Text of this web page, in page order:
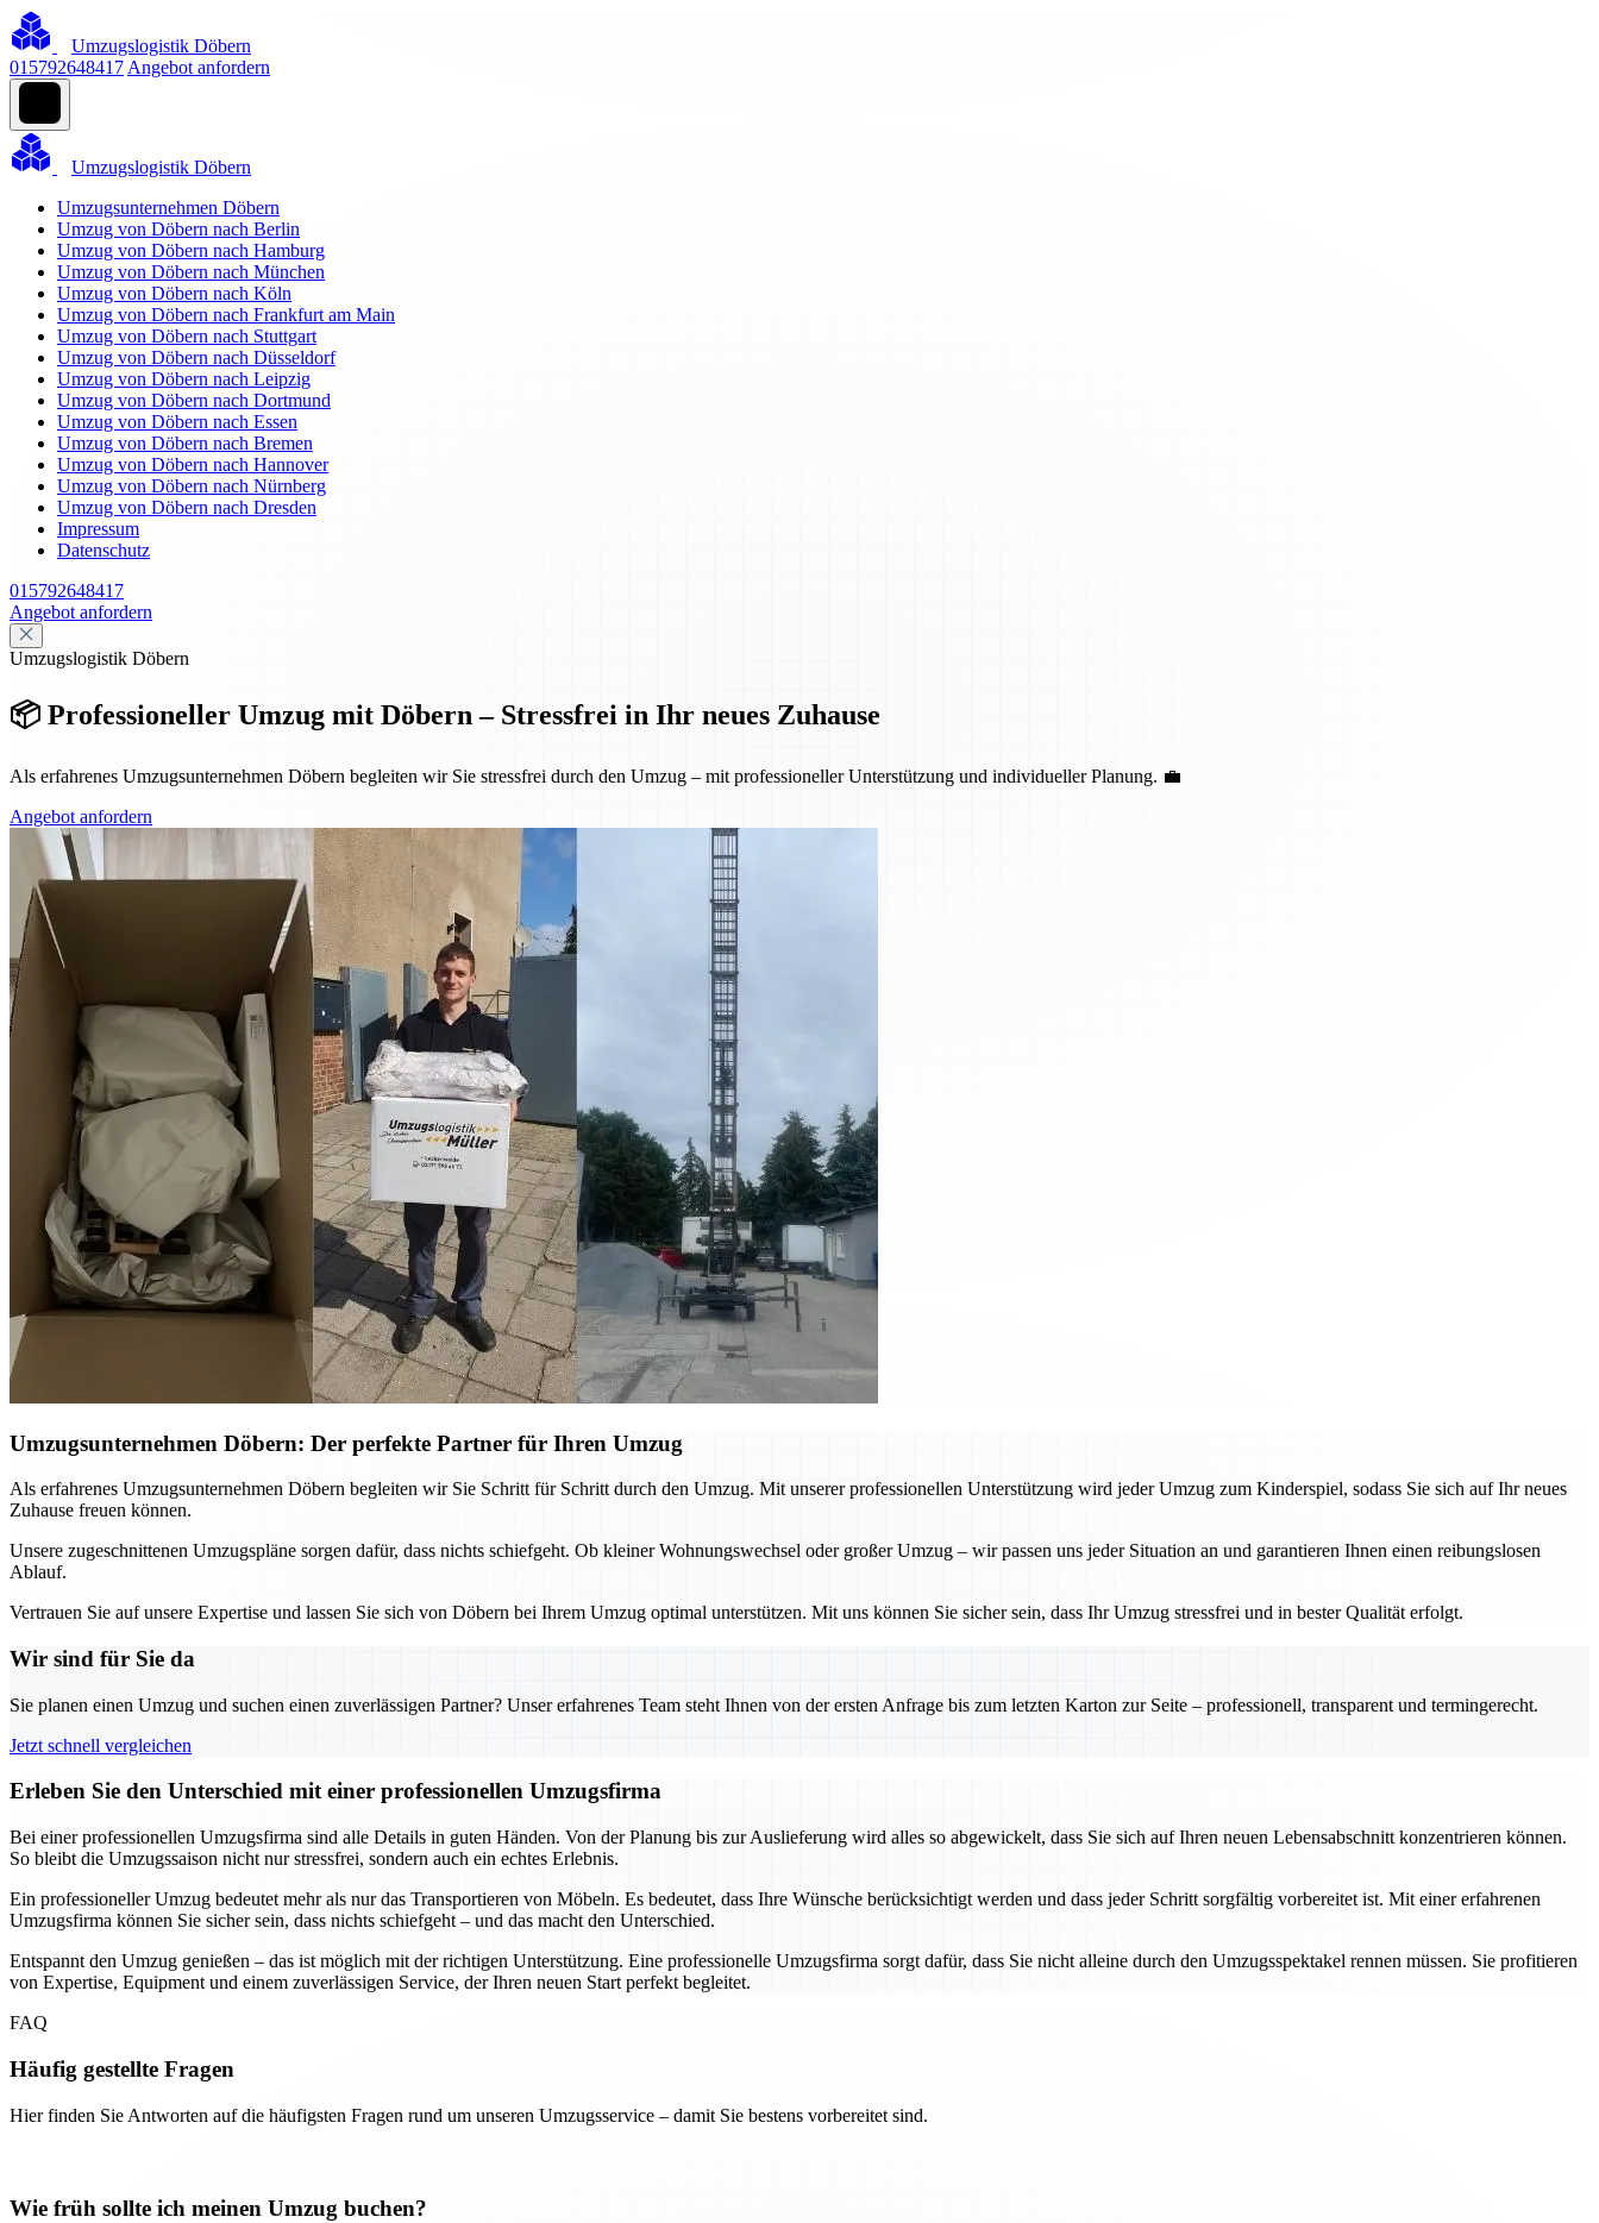
Umzugslogistik Döbern
015792648417 Angebot anfordern
Umzugslogistik Döbern
Umzugsunternehmen Döbern
Umzug von Döbern nach Berlin
Umzug von Döbern nach Hamburg
Umzug von Döbern nach München
Umzug von Döbern nach Köln
Umzug von Döbern nach Frankfurt am Main
Umzug von Döbern nach Stuttgart
Umzug von Döbern nach Düsseldorf
Umzug von Döbern nach Leipzig
Umzug von Döbern nach Dortmund
Umzug von Döbern nach Essen
Umzug von Döbern nach Bremen
Umzug von Döbern nach Hannover
Umzug von Döbern nach Nürnberg
Umzug von Döbern nach Dresden
Impressum
Datenschutz
015792648417
Angebot anfordern
Umzugslogistik Döbern
📦 Professioneller Umzug mit Döbern – Stressfrei in Ihr neues Zuhause
Als erfahrenes Umzugsunternehmen Döbern begleiten wir Sie stressfrei durch den Umzug – mit professioneller Unterstützung und individueller Planung. 💼
Angebot anfordern
Umzugsunternehmen Döbern: Der perfekte Partner für Ihren Umzug
Als erfahrenes Umzugsunternehmen Döbern begleiten wir Sie Schritt für Schritt durch den Umzug. Mit unserer professionellen Unterstützung wird jeder Umzug zum Kinderspiel, sodass Sie sich auf Ihr neues
Zuhause freuen können.
Unsere zugeschnittenen Umzugspläne sorgen dafür, dass nichts schiefgeht. Ob kleiner Wohnungswechsel oder großer Umzug – wir passen uns jeder Situation an und garantieren Ihnen einen reibungslosen
Ablauf.
Vertrauen Sie auf unsere Expertise und lassen Sie sich von Döbern bei Ihrem Umzug optimal unterstützen. Mit uns können Sie sicher sein, dass Ihr Umzug stressfrei und in bester Qualität erfolgt.
Wir sind für Sie da
Sie planen einen Umzug und suchen einen zuverlässigen Partner? Unser erfahrenes Team steht Ihnen von der ersten Anfrage bis zum letzten Karton zur Seite – professionell, transparent und termingerecht.
Jetzt schnell vergleichen
Erleben Sie den Unterschied mit einer professionellen Umzugsfirma
Bei einer professionellen Umzugsfirma sind alle Details in guten Händen. Von der Planung bis zur Auslieferung wird alles so abgewickelt, dass Sie sich auf Ihren neuen Lebensabschnitt konzentrieren können.
So bleibt die Umzugssaison nicht nur stressfrei, sondern auch ein echtes Erlebnis.
Ein professioneller Umzug bedeutet mehr als nur das Transportieren von Möbeln. Es bedeutet, dass Ihre Wünsche berücksichtigt werden und dass jeder Schritt sorgfältig vorbereitet ist. Mit einer erfahrenen
Umzugsfirma können Sie sicher sein, dass nichts schiefgeht – und das macht den Unterschied.
Entspannt den Umzug genießen – das ist möglich mit der richtigen Unterstützung. Eine professionelle Umzugsfirma sorgt dafür, dass Sie nicht alleine durch den Umzugsspektakel rennen müssen. Sie profitieren
von Expertise, Equipment und einem zuverlässigen Service, der Ihren neuen Start perfekt begleitet.
FAQ
Häufig gestellte Fragen
Hier finden Sie Antworten auf die häufigsten Fragen rund um unseren Umzugsservice – damit Sie bestens vorbereitet sind.
Wie früh sollte ich meinen Umzug buchen?